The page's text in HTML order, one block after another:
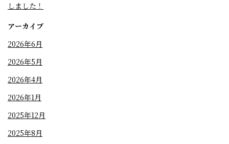
しました！
アーカイブ
2026年6月
2026年5月
2026年4月
2026年1月
2025年12月
2025年8月